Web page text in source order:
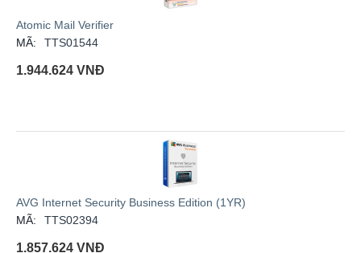
Atomic Mail Verifier
MÃ:
TTS01544
1.944.624 VNĐ
AVG Internet Security Business Edition (1YR)
MÃ:
TTS02394
1.857.624 VNĐ